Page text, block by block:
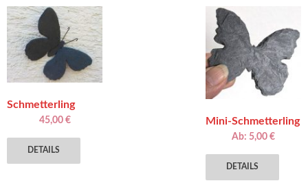
Schmetterling
45,00 €
DETAILS
Mini-Schmetterling
Ab: 5,00 €
DETAILS